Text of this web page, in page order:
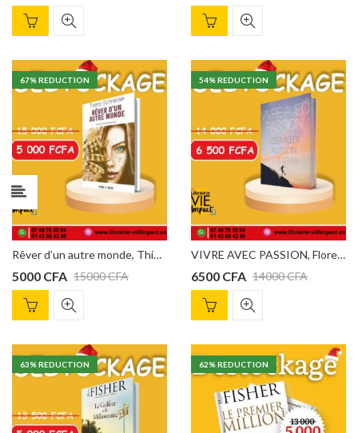
67% REDUCTION
Rêver d’un autre monde, Thierry Schneider
15000CFA
5000 CFA
54% REDUCTION
VIVRE AVEC PASSION, Florent Tanlet
14000CFA
6500 CFA
63% REDUCTION 62% REDUCTION